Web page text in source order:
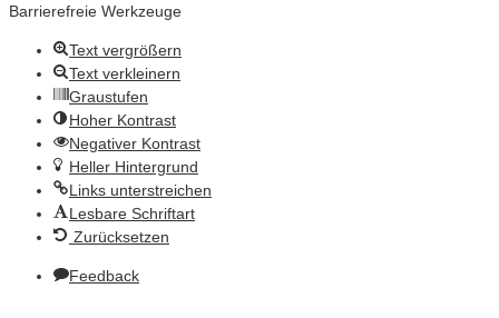
Barrierefreie Werkzeuge
Text vergrößern
Text verkleinern
Graustufen
Hoher Kontrast
Negativer Kontrast
Heller Hintergrund
Links unterstreichen
Lesbare Schriftart
Zurücksetzen
Feedback